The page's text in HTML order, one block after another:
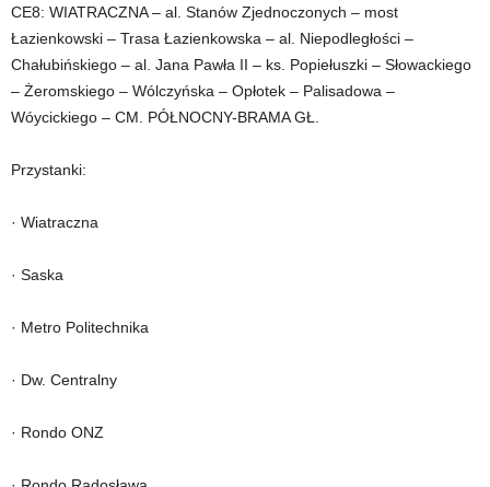
CE8: WIATRACZNA – al. Stanów Zjednoczonych – most
Łazienkowski – Trasa Łazienkowska – al. Niepodległości –
Chałubińskiego – al. Jana Pawła II – ks. Popiełuszki – Słowackiego
– Żeromskiego – Wólczyńska – Opłotek – Palisadowa –
Wóycickiego – CM. PÓŁNOCNY-BRAMA GŁ.
Przystanki:
· Wiatraczna
· Saska
· Metro Politechnika
· Dw. Centralny
· Rondo ONZ